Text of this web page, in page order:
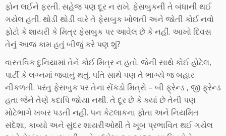
ફોન લઈને ફરતી. સહેજ પણ દૂર ન રાખે. ફેસબુકની તે બંધાની થઈ
ગયેલ હતી. થોડી થોડી વારે તે ફેસબુક ખોલતી અને જોતી કોઈ નવો
ફોટો કે શાયરી કે મિત્ર ફેસબુક પર આવેલ છે કે નહીં. આખો દિવસ
તેનું આજ કામ હતું બીજું કરે પણ શું?
વાસ્તવિક દુનિયામાં તેને કોઈ મિત્ર ન હતો. જેની સાથે કોઈ હોટેલ,
પાર્ટી કે લગ્નમાં જવાનું થતું. પતિ સાથે પણ તે ભાગ્યે જ બહાર
નીકળતી. પરંતુ ફેસબુક પર તેના સેંકડો મિત્રો – બી ફ્રેન્ડ , જી ફ્રેન્ડ
હતા જેને તેણે કદાપિ જોયા નથી. તે દૂર છે કે ક્યાં છે તેની પણ
મોટેભાગે ખબર પડતી નહીં. પન કેટલાકના ફોતા અને નિયમિત
સંદેશા, કાવ્યો અને સુંદર શાયરીઓથી તે ખૂબ પ્રભાવિત થઈ ગયેલ